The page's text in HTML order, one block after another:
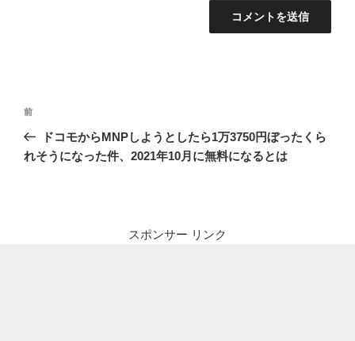
投
ナ
前
の
投
前
ドコモからMNPしようとしたら1万3750円ぼったくら
れそうになった件、2021年10月に無料になるとは
スポンサー リンク